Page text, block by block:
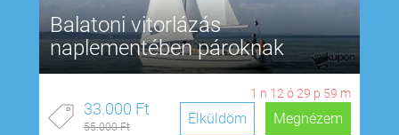
Balatoni vitorlázás
naplementében pároknak
1 n 12 ó 29 p 58 m
33.000 Ft
55.000 Ft Megnézem
Elküldöm